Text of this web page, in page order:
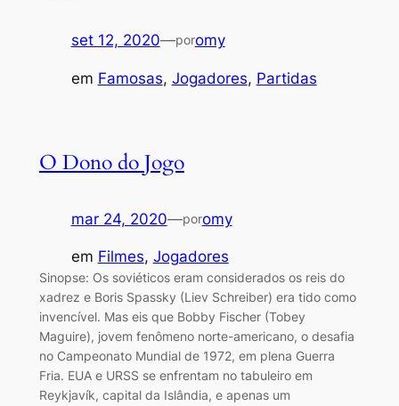
set 12, 2020—poromy
em Famosas, Jogadores, Partidas
O Dono do Jogo
mar 24, 2020—poromy
em Filmes, Jogadores
Sinopse: Os soviéticos eram considerados os reis do
xadrez e Boris Spassky (Liev Schreiber) era tido como
invencível. Mas eis que Bobby Fischer (Tobey
Maguire), jovem fenômeno norte-americano, o desafia
no Campeonato Mundial de 1972, em plena Guerra
Fria. EUA e URSS se enfrentam no tabuleiro em
Reykjavík, capital da Islândia, e apenas um